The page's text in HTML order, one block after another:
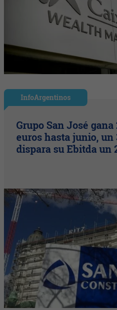
InfoArgentinos
Grupo San José
euros hasta junio, un
dispara su Ebitda un